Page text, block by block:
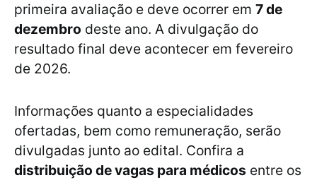
primeira avaliação e deve ocorrer em 7 de
dezembro deste ano. A divulgação do
resultado final deve acontecer em fevereiro
de 2026.
Informações quanto a especialidades
ofertadas, bem como remuneração, serão
divulgadas junto ao edital. Confira a
distribuição de vagas para médicos entre os